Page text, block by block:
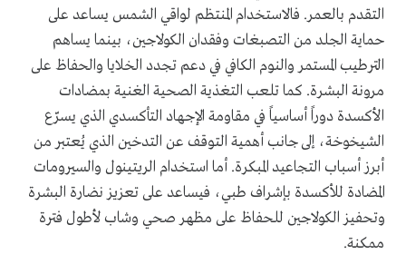
التقدم بالعمر. فالاستخدام المنتظم لواقي الشمس يساعد على
حماية الجلد من التصبغات وفقدان الكولاجين، بينما يساهم
الترطيب المستمر والنوم الكافي في دعم تجدد الخلايا والحفاظ على
مرونة البشرة. كما تلعب التغذية الصحية الغنية بمضادات
الأكسدة دوراً أساسياً في مقاومة الإجهاد التأكسدي الذي يسرّع
الشيخوخة، إلى جانب أهمية التوقف عن التدخين الذي يُعتبر من
أبرز أسباب التجاعيد المبكرة. أما استخدام الريتينول والسيرومات
المضادة للأكسدة بإشراف طبي، فيساعد على تعزيز نضارة البشرة
وتحفيز الكولاجين للحفاظ على مظهر صحي وشاب لأطول فترة
ممكنة.